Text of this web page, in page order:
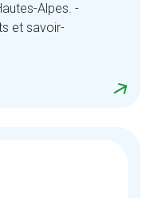
Alpes. -
et savoir-